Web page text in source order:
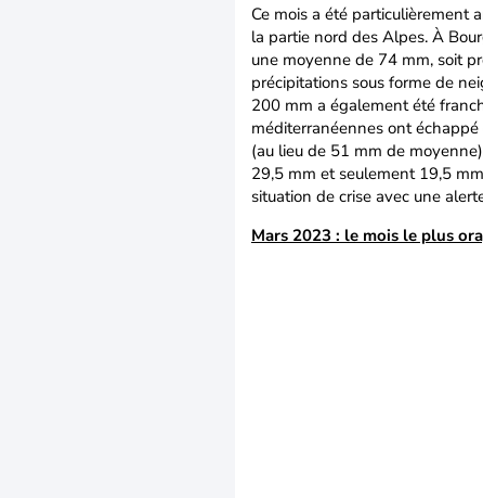
Ce mois a été particulièrement
la partie nord des Alpes. À
une moyenne de 74 mm, soit
précipitations sous forme de
200 mm a également été
méditerranéennes ont
(au lieu de 51 mm de
29,5 mm et seulement 19,5
situation de crise avec une
Mars 2023 : le mois le plus